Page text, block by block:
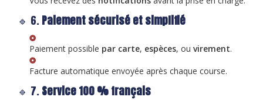
🔹 6.Paiement sécurisé et simplifié
Paiement possible par carte, espèces, ou virement.
Facture automatique envoyée après chaque course.
🔹 7.Service 100 % français